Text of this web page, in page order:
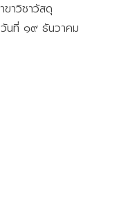
าวิชาวัสดุ
นที่ ๑๙ ธันวาคม